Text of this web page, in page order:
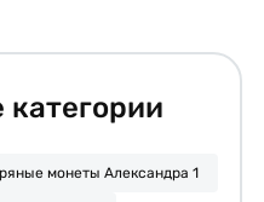
монеты Александра 1